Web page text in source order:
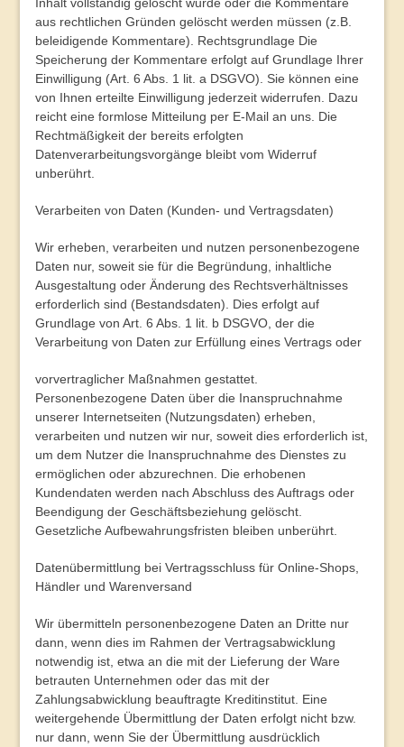
aus rechtlichen Gründen gelöscht werden müssen (z.B.
beleidigende Kommentare). Rechtsgrundlage Die
Speicherung der Kommentare erfolgt auf Grundlage Ihrer
Einwilligung (Art. 6 Abs. 1 lit. a DSGVO). Sie können eine
von Ihnen erteilte Einwilligung jederzeit widerrufen. Dazu
reicht eine formlose Mitteilung per E-Mail an uns. Die
Rechtmäßigkeit der bereits erfolgten
Datenverarbeitungsvorgänge bleibt vom Widerruf
unberührt.
Verarbeiten von Daten (Kunden- und Vertragsdaten)
Wir erheben, verarbeiten und nutzen personenbezogene
Daten nur, soweit sie für die Begründung, inhaltliche
Ausgestaltung oder Änderung des Rechtsverhältnisses
erforderlich sind (Bestandsdaten). Dies erfolgt auf
Grundlage von Art. 6 Abs. 1 lit. b DSGVO, der die
Verarbeitung von Daten zur Erfüllung eines Vertrags oder
vorvertraglicher Maßnahmen gestattet.
Personenbezogene Daten über die Inanspruchnahme
unserer Internetseiten (Nutzungsdaten) erheben,
verarbeiten und nutzen wir nur, soweit dies erforderlich ist,
um dem Nutzer die Inanspruchnahme des Dienstes zu
ermöglichen oder abzurechnen. Die erhobenen
Kundendaten werden nach Abschluss des Auftrags oder
Beendigung der Geschäftsbeziehung gelöscht.
Gesetzliche Aufbewahrungsfristen bleiben unberührt.
Datenübermittlung bei Vertragsschluss für Online-Shops,
Händler und Warenversand
Wir übermitteln personenbezogene Daten an Dritte nur
dann, wenn dies im Rahmen der Vertragsabwicklung
notwendig ist, etwa an die mit der Lieferung der Ware
betrauten Unternehmen oder das mit der
Zahlungsabwicklung beauftragte Kreditinstitut. Eine
weitergehende Übermittlung der Daten erfolgt nicht bzw.
nur dann, wenn Sie der Übermittlung ausdrücklich